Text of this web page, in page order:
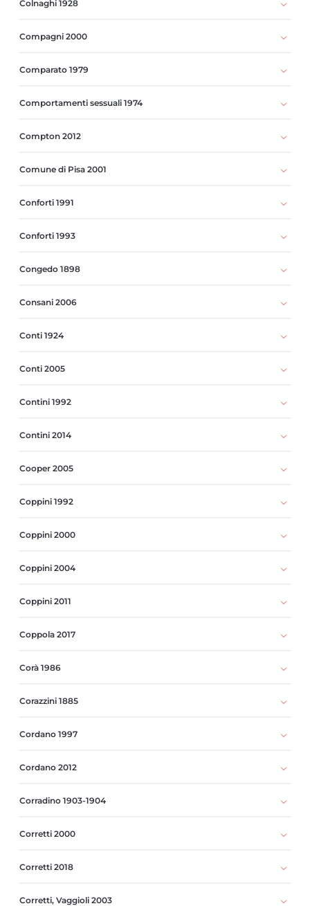
Colnaghi 1928
Compagni 2000
Comparato 1979
Comportamenti sessuali 1974
Compton 2012
Comune di Pisa 2001
Conforti 1991
Conforti 1993
Congedo 1898
Consani 2006
Conti 1924
Conti 2005
Contini 1992
Contini 2014
Cooper 2005
Coppini 1992
Coppini 2000
Coppini 2004
Coppini 2011
Coppola 2017
Corà 1986
Corazzini 1885
Cordano 1997
Cordano 2012
Corradino 1903-1904
Corretti 2000
Corretti 2018
Corretti, Vaggioli 2003